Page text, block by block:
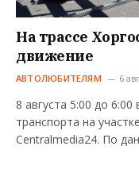
На трассе
движение
АВТОЛЮБИТЕЛЯМ 6
8 августа 5:00 до
транспорта на
Centralmedia24. По